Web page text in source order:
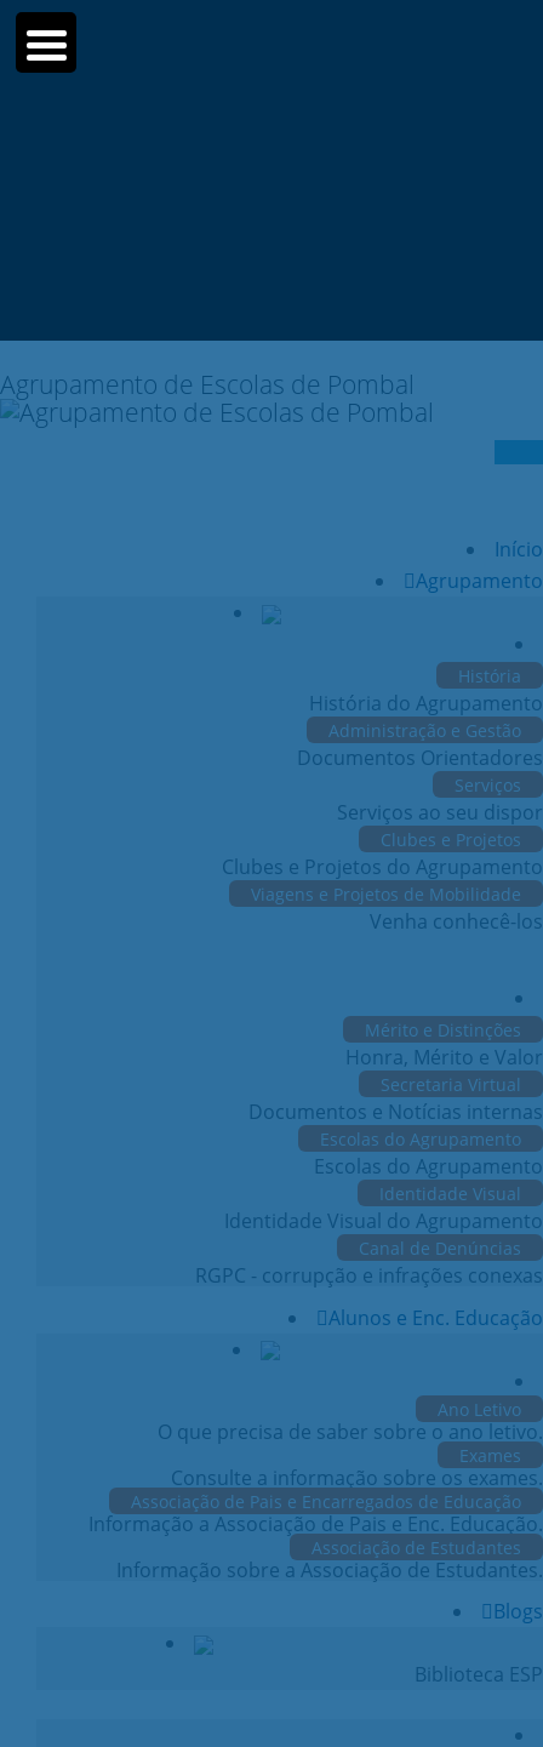
Agrupamento de Escolas de Pombal
Início
Agrupamento
História
História do Agrupamento
Administração e Gestão
Documentos Orientadores
Serviços
Serviços ao seu dispor
Clubes e Projetos
Clubes e Projetos do Agrupamento
Viagens e Projetos de Mobilidade
Venha conhecê-los
Mérito e Distinções
Honra, Mérito e Valor
Secretaria Virtual
Documentos e Notícias internas
Escolas do Agrupamento
Escolas do Agrupamento
Identidade Visual
Identidade Visual do Agrupamento
Canal de Denúncias
RGPC - corrupção e infrações conexas
Alunos e Enc. Educação
Ano Letivo
O que precisa de saber sobre o ano letivo.
Exames
Consulte a informação sobre os exames.
Associação de Pais e Encarregados de Educação
Informação a Associação de Pais e Enc. Educação.
Associação de Estudantes
Informação sobre a Associação de Estudantes.
Blogs
Biblioteca ESP